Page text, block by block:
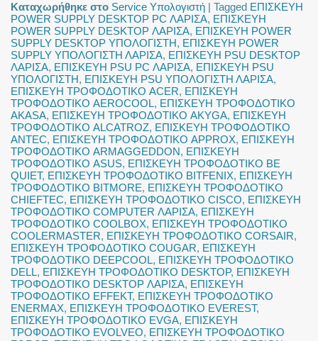
Καταχωρήθηκε στο Service Υπολογιστή |Tagged ΕΠΙΣΚΕΥΗ
POWER SUPPLY DESKTOP PC ΛΑΡΙΣΑ, ΕΠΙΣΚΕΥΗ
POWER SUPPLY DESKTOP ΛΑΡΙΣΑ, ΕΠΙΣΚΕΥΗ POWER
SUPPLY DESKTOP ΥΠΟΛΟΓΙΣΤΗ, ΕΠΙΣΚΕΥΗ POWER
SUPPLY ΥΠΟΛΟΓΙΣΤΗ ΛΑΡΙΣΑ, ΕΠΙΣΚΕΥΗ PSU DESKTOP
ΛΑΡΙΣΑ, ΕΠΙΣΚΕΥΗ PSU PC ΛΑΡΙΣΑ, ΕΠΙΣΚΕΥΗ PSU
ΥΠΟΛΟΓΙΣΤΗ, ΕΠΙΣΚΕΥΗ PSU ΥΠΟΛΟΓΙΣΤΗ ΛΑΡΙΣΑ,
ΕΠΙΣΚΕΥΗ ΤΡΟΦΟΔΟΤΙΚΟ ACER, ΕΠΙΣΚΕΥΗ
ΤΡΟΦΟΔΟΤΙΚΟ AEROCOOL, ΕΠΙΣΚΕΥΗ ΤΡΟΦΟΔΟΤΙΚΟ
AKASA, ΕΠΙΣΚΕΥΗ ΤΡΟΦΟΔΟΤΙΚΟ AKYGA, ΕΠΙΣΚΕΥΗ
ΤΡΟΦΟΔΟΤΙΚΟ ALCATROZ, ΕΠΙΣΚΕΥΗ ΤΡΟΦΟΔΟΤΙΚΟ
ANTEC, ΕΠΙΣΚΕΥΗ ΤΡΟΦΟΔΟΤΙΚΟ APPROX, ΕΠΙΣΚΕΥΗ
ΤΡΟΦΟΔΟΤΙΚΟ ARMAGGEDDON, ΕΠΙΣΚΕΥΗ
ΤΡΟΦΟΔΟΤΙΚΟ ASUS, ΕΠΙΣΚΕΥΗ ΤΡΟΦΟΔΟΤΙΚΟ BE
QUIET, ΕΠΙΣΚΕΥΗ ΤΡΟΦΟΔΟΤΙΚΟ BITFENIX, ΕΠΙΣΚΕΥΗ
ΤΡΟΦΟΔΟΤΙΚΟ BITMORE, ΕΠΙΣΚΕΥΗ ΤΡΟΦΟΔΟΤΙΚΟ
CHIEFTEC, ΕΠΙΣΚΕΥΗ ΤΡΟΦΟΔΟΤΙΚΟ CISCO, ΕΠΙΣΚΕΥΗ
ΤΡΟΦΟΔΟΤΙΚΟ COMPUTER ΛΑΡΙΣΑ, ΕΠΙΣΚΕΥΗ
ΤΡΟΦΟΔΟΤΙΚΟ COOLBOX, ΕΠΙΣΚΕΥΗ ΤΡΟΦΟΔΟΤΙΚΟ
COOLERMASTER, ΕΠΙΣΚΕΥΗ ΤΡΟΦΟΔΟΤΙΚΟ CORSAIR,
ΕΠΙΣΚΕΥΗ ΤΡΟΦΟΔΟΤΙΚΟ COUGAR, ΕΠΙΣΚΕΥΗ
ΤΡΟΦΟΔΟΤΙΚΟ DEEPCOOL, ΕΠΙΣΚΕΥΗ ΤΡΟΦΟΔΟΤΙΚΟ
DELL, ΕΠΙΣΚΕΥΗ ΤΡΟΦΟΔΟΤΙΚΟ DESKTOP, ΕΠΙΣΚΕΥΗ
ΤΡΟΦΟΔΟΤΙΚΟ DESKTOP ΛΑΡΙΣΑ, ΕΠΙΣΚΕΥΗ
ΤΡΟΦΟΔΟΤΙΚΟ EFFEKT, ΕΠΙΣΚΕΥΗ ΤΡΟΦΟΔΟΤΙΚΟ
ENERMAX, ΕΠΙΣΚΕΥΗ ΤΡΟΦΟΔΟΤΙΚΟ EVEREST,
ΕΠΙΣΚΕΥΗ ΤΡΟΦΟΔΟΤΙΚΟ EVGA, ΕΠΙΣΚΕΥΗ
ΤΡΟΦΟΔΟΤΙΚΟ EVOLVEO, ΕΠΙΣΚΕΥΗ ΤΡΟΦΟΔΟΤΙΚΟ